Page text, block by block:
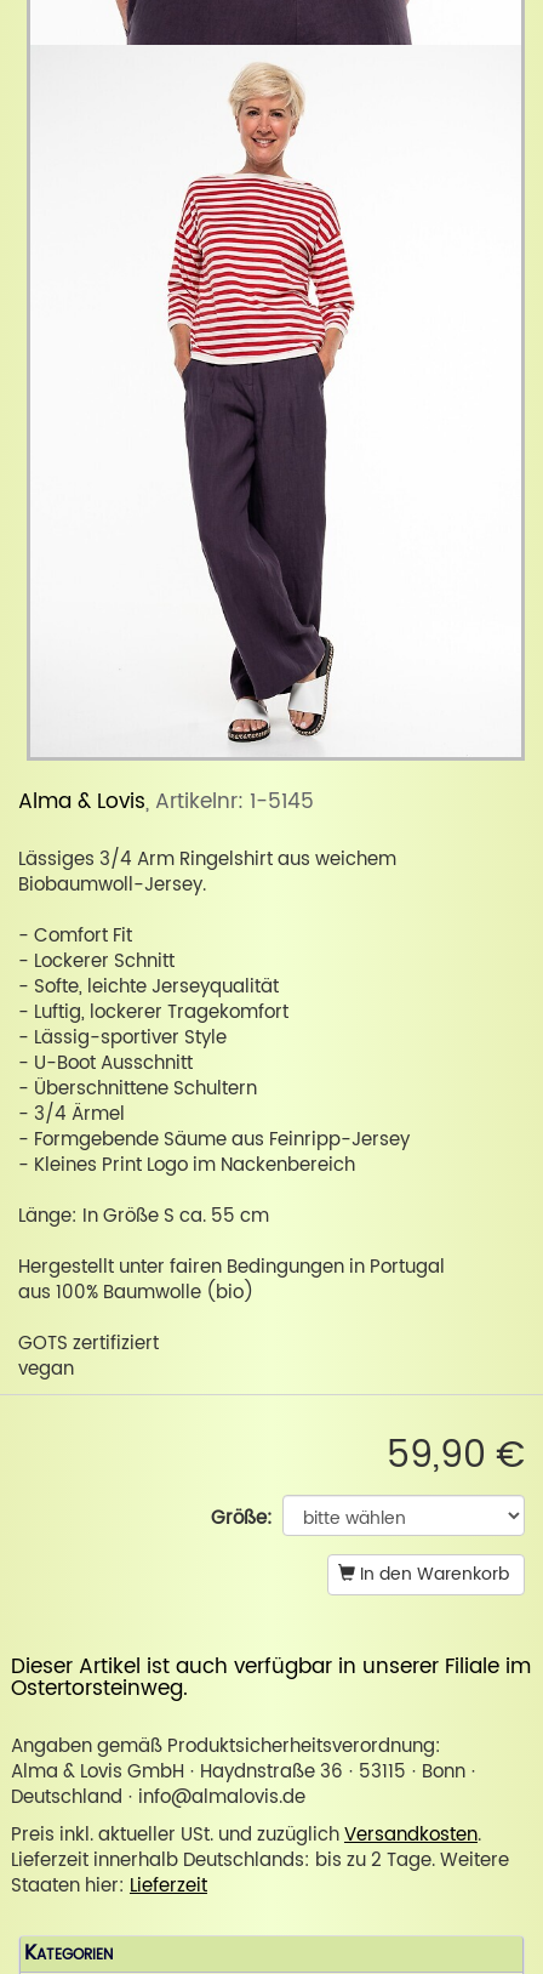
Alma & Lovis, Artikelnr: 1-5145
Lässiges 3/4 Arm Ringelshirt aus weichem
Biobaumwoll-Jersey.
- Comfort Fit
- Lockerer Schnitt
- Softe, leichte Jerseyqualität
- Luftig, lockerer Tragekomfort
- Lässig-sportiver Style
- U-Boot Ausschnitt
- Überschnittene Schultern
- 3/4 Ärmel
- Formgebende Säume aus Feinripp-Jersey
- Kleines Print Logo im Nackenbereich
Länge: In Größe S ca. 55 cm
Hergestellt unter fairen Bedingungen in Portugal
aus 100% Baumwolle (bio)
GOTS zertifiziert
vegan
59,90 €
Größe:
In den Warenkorb
Dieser Artikel ist auch verfügbar in unserer Filiale im
Ostertorsteinweg.
Angaben gemäß Produktsicherheitsverordnung:
Alma & Lovis GmbH · Haydnstraße 36 · 53115 · Bonn ·
Deutschland · info@almalovis.de
Preis inkl. aktueller USt. und zuzüglichVersandkosten.
Lieferzeit innerhalb Deutschlands: bis zu 2 Tage. Weitere
Staaten hier: Lieferzeit
Kategorien